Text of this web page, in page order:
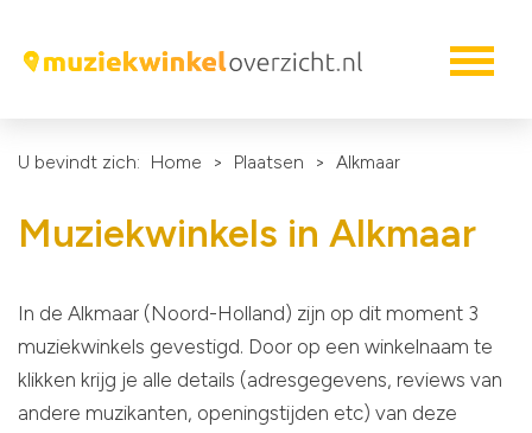
U bevindt zich: Home > Plaatsen > Alkmaar
Muziekwinkels in Alkmaar
In de Alkmaar (Noord-Holland) zijn op dit moment 3
muziekwinkels gevestigd. Door op een winkelnaam te
klikken krijg je alle details (adresgegevens, reviews van
andere muzikanten, openingstijden etc) van deze